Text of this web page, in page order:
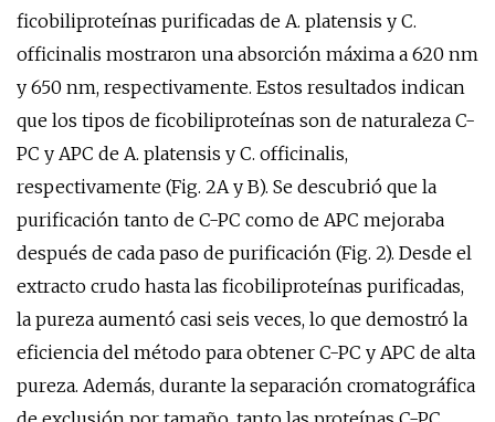
ficobiliproteínas purificadas de A. platensis y C.
officinalis mostraron una absorción máxima a 620 nm
y 650 nm, respectivamente. Estos resultados indican
que los tipos de ficobiliproteínas son de naturaleza C-
PC y APC de A. platensis y C. officinalis,
respectivamente (Fig. 2A y B). Se descubrió que la
purificación tanto de C-PC como de APC mejoraba
después de cada paso de purificación (Fig. 2). Desde el
extracto crudo hasta las ficobiliproteínas purificadas,
la pureza aumentó casi seis veces, lo que demostró la
eficiencia del método para obtener C-PC y APC de alta
pureza. Además, durante la separación cromatográfica